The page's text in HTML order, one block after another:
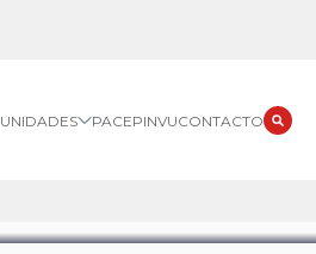
UNIDADES PACEPINVUCONTACTO